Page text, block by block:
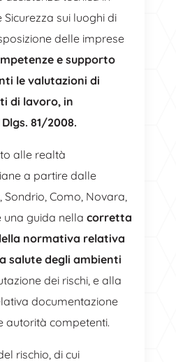
sui luoghi di
delle imprese
e supporto
le valutazioni di
di lavoro, in
81/2008.
alle realtà
a partire dalle
Como, Novara,
guida nella corretta
normativa relativa
salute degli ambienti
dei rischi, e alla
documentazione
autorità competenti.
rischio, di cui